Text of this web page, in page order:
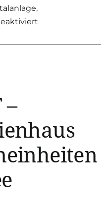
,
erste
–